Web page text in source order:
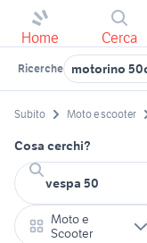
Home Cerca
Ricerche motorino
Subito Moto e scooter
Cosa cerchi?
Moto e
Scooter